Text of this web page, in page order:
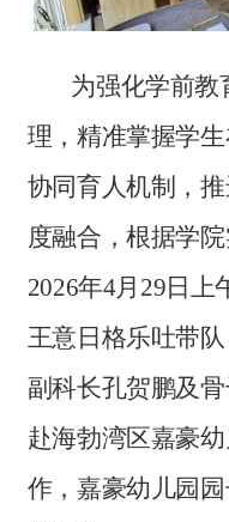
为强化学前教
理，精准掌握学
协同育人机制，
度融合，根据学
2026年4月29日上
王意日格乐吐带
副科长孔贺鹏及
赴海勃湾区嘉豪
作，嘉豪幼儿园